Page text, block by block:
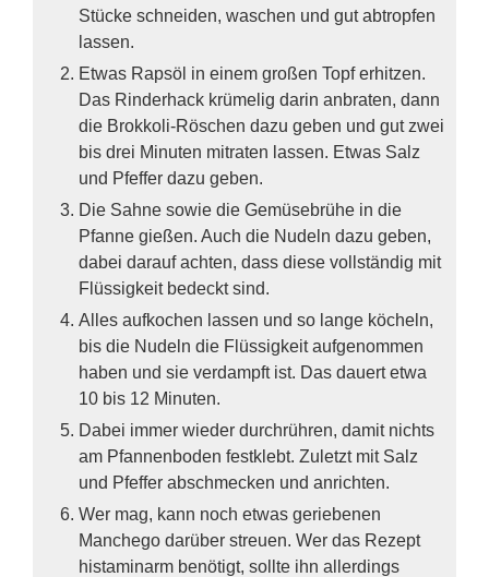
Stücke schneiden, waschen und gut abtropfen
lassen.
Etwas Rapsöl in einem großen Topf erhitzen.
Das Rinderhack krümelig darin anbraten, dann
die Brokkoli-Röschen dazu geben und gut zwei
bis drei Minuten mitraten lassen. Etwas Salz
und Pfeffer dazu geben.
Die Sahne sowie die Gemüsebrühe in die
Pfanne gießen. Auch die Nudeln dazu geben,
dabei darauf achten, dass diese vollständig mit
Flüssigkeit bedeckt sind.
Alles aufkochen lassen und so lange köcheln,
bis die Nudeln die Flüssigkeit aufgenommen
haben und sie verdampft ist. Das dauert etwa
10 bis 12 Minuten.
Dabei immer wieder durchrühren, damit nichts
am Pfannenboden festklebt. Zuletzt mit Salz
und Pfeffer abschmecken und anrichten.
Wer mag, kann noch etwas geriebenen
Manchego darüber streuen. Wer das Rezept
histaminarm benötigt, sollte ihn allerdings